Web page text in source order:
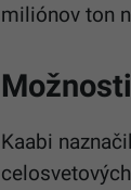
miliónov ton
Kaabi